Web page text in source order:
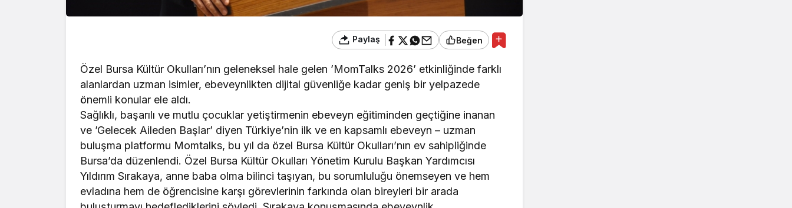
Paylaş Beğen
Özel Bursa Kültür Okulları’nın geleneksel hale gelen ’MomTalks 2026’ etkinliğinde farklı
alanlardan uzman isimler, ebeveynlikten dijital güvenliğe kadar geniş bir yelpazede
önemli konular ele aldı.
Sağlıklı, başarılı ve mutlu çocuklar yetiştirmenin ebeveyn eğitiminden geçtiğine inanan
ve ’Gelecek Aileden Başlar’ diyen Türkiye’nin ilk ve en kapsamlı ebeveyn – uzman
buluşma platformu Momtalks, bu yıl da özel Bursa Kültür Okulları’nın ev sahipliğinde
Bursa’da düzenlendi. Özel Bursa Kültür Okulları Yönetim Kurulu Başkan Yardımcısı
Yıldırım Sırakaya, anne baba olma bilinci taşıyan, bu sorumluluğu önemseyen ve hem
evladına hem de öğrencisine karşı görevlerinin farkında olan bireyleri bir arada